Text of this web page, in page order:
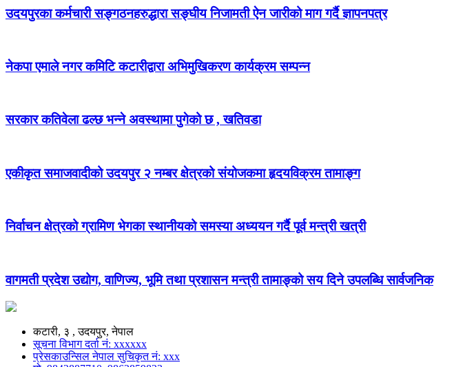
उदयपुरका कर्मचारी सङ्गठनहरुद्धारा सङ्घीय निजामती ऐन जारीको माग गर्दै ज्ञापनपत्र
नेकपा एमाले नगर कमिटि कटारीद्वारा अभिमुखिकरण कार्यक्रम सम्पन्न
सरकार कतिवेला ढल्छ भन्ने अवस्थामा पुगेको छ , खतिवडा
एकीकृत समाजवादीको उदयपुर २ नम्बर क्षेत्रको संयोजकमा हृदयविक्रम तामाङ्ग
निर्वाचन क्षेत्रको ग्रामिण भेगका स्थानीयको समस्या अध्ययन गर्दै पूर्व मन्त्री खत्री
वागमती प्रदेश उद्योग, वाणिज्य, भूमि तथा प्रशासन मन्त्री तामाङ्को सय दिने उपलब्धि सार्वजनिक
कटारी, ३ , उदयपुर, नेपाल
सूचना विभाग दर्ता नं: xxxxxx
प्रेसकाउन्सिल नेपाल सुचिकृत नं: xxx